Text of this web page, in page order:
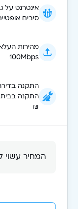
אינטרנט על גבי
סיבים אופטיים
מהירות העלאה עד
100Mbps
המחיר עשוי